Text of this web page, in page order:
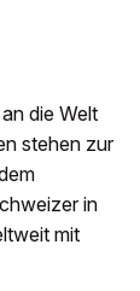
die Welt
stehen zur
in
mit